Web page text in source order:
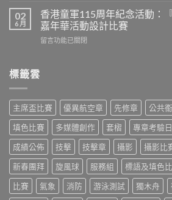
賽
–
柴
多
利
亞
城
區
選
拔
賽〉
中
童
軍
自
比
賽
2026
結
果〉
中
童
軍
初
級
練
班〉
中
02
6 月
香港童軍115周年紀念活動：
嘉年華活動設計比賽
在
周
年
紀
念
活
動：
『童』
守
護‧
安
留言功能已關閉
標籤雲
主席盃比賽 優異航空章 先修章 公共
填色比賽
多媒體創作 套槢 專章考驗日
成績公佈
技擊 技擊章 攝影 攝影比
新春團拜
旋風球 服務組 標語及填色
比賽
氣象 消防 游泳測試 獨木舟